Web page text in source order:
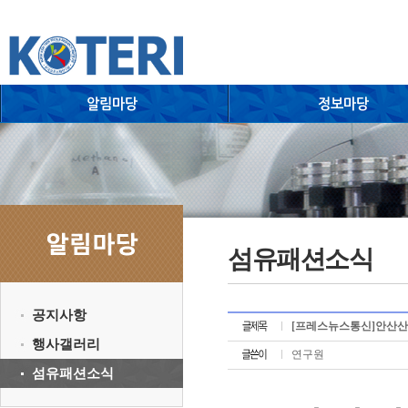
공지사항
행사갤러리
섬유패션소식
섬유패션소식
[프레스뉴스통신]안산
연구원